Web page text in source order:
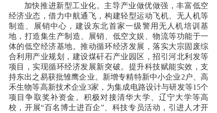
加快推进新型工业化。主导产业做优做强，丰富低空
经济业态，借力中航通飞，构建轻型运动飞机、无人机等
制造、展销中心，建设东北首家一级警用无人机培训基
地，打造集生产制造、展销、低空文娱、物流等功能于一
体的低空经济基地。推动循环经济发展，落实大宗固废综
合利用产业规划，建设煤矸石产业园区，招引河北利发等
项目，实现循环经济发展新突破。提升科技赋能实效，支
持东出之易获批雏鹰企业。新增专精特新中小企业2户、高
禾生物等高新技术企业3家，为集成电路设计与研发等15个
项目争取奖补资金。积极对接清华大学、辽宁大学等高
校，开展“百名博士进百企”、科技专员活动，引进人才开